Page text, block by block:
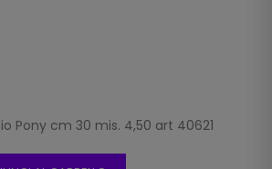
Pony cm 30 mis. 4,50 art 40621